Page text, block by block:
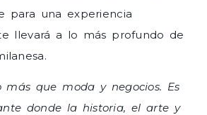
para una experiencia
llevará a lo más profundo de
más que moda y negocios. Es
donde la historia, el arte y